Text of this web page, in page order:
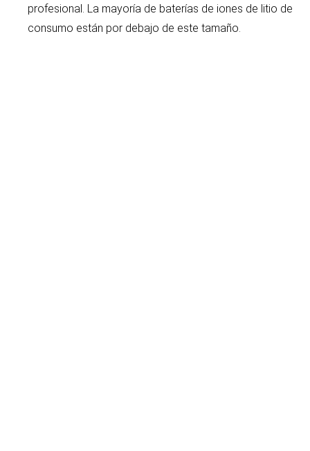
profesional. La mayoría de baterías de iones de litio de
consumo están por debajo de este tamaño.